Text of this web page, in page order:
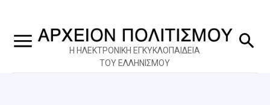
Η ΗΛΕΚΤΡΟΝΙΚΗ ΕΓΚΥΚΛΟΠΑΙΔΕΙΑ
ΤΟΥ ΕΛΛΗΝΙΣΜΟΥ